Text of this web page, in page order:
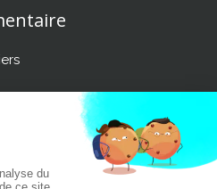
Retrouvez mon actualité
sur les réseaux sociaux :